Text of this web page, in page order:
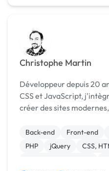
Christophe Martin
Développeur depuis 20
CSS et JavaScript,
créer des sites
l'expérience utilisateur,
Back-end Front-end
PHP
jQuery
CSS,